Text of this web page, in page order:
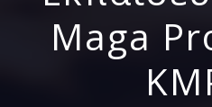
Maga